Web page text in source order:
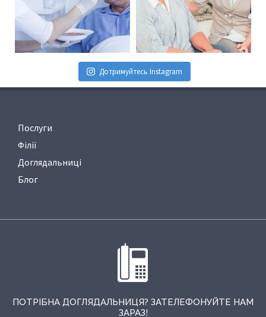
Дотримуйтесь Instagram
Послуги
Філії
Доглядальниці
Блог
ПОТРІБНА ДОГЛЯДАЛЬНИЦЯ? ЗАТЕЛЕФОНУЙТЕ НАМ
ЗАРАЗ!